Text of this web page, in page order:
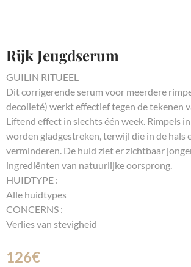
Rijk Jeugdserum
GUILIN RITUEEL
Dit corrigerende serum voor meerdere
decolleté) werkt effectief tegen de tekenen
Liftend effect in slechts één week. Rimpels
worden gladgestreken, terwijl die in de hals
verminderen. De huid ziet er zichtbaar
ingrediënten van natuurlijke oorsprong.
HUIDTYPE :
Alle huidtypes
CONCERNS :
Verlies van stevigheid
126€